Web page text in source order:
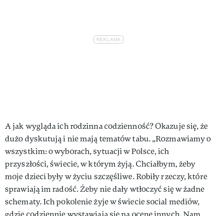
A jak wygląda ich rodzinna codzienność? Okazuje się, że
dużo dyskutują i nie mają tematów tabu. „Rozmawiamy o
wszystkim: o wyborach, sytuacji w Polsce, ich
przyszłości, świecie, w którym żyją. Chciałbym, żeby
moje dzieci były w życiu szczęśliwe. Robiły rzeczy, które
sprawiają im radość. Żeby nie dały wtłoczyć się w żadne
schematy. Ich pokolenie żyje w świecie social mediów,